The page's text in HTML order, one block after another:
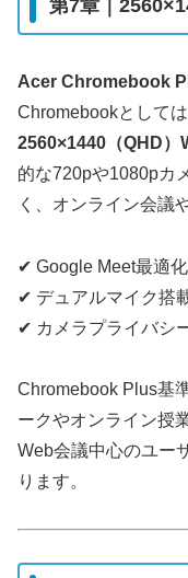
第7章｜
Acer Chromebook
Chromebookとして
2560×1440（QHD）
的な720pや1080pカ
く、オンライン会議
✔ Google Meet最適化
✔ デュアルマイク搭
✔ カメラプライバシ
Chromebook Plus基
ークやオンライン授
Web会議中心のユー
ります。